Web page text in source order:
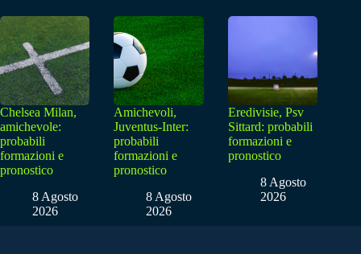
Chelsea Milan,
amichevole:
probabili
formazioni e
pronostico
8 Agosto
2026
Amichevoli,
Juventus-Inter:
probabili
formazioni e
pronostico
8 Agosto
2026
Eredivisie, Psv
Sittard: probabili
formazioni e
pronostico
8 Agosto
2026